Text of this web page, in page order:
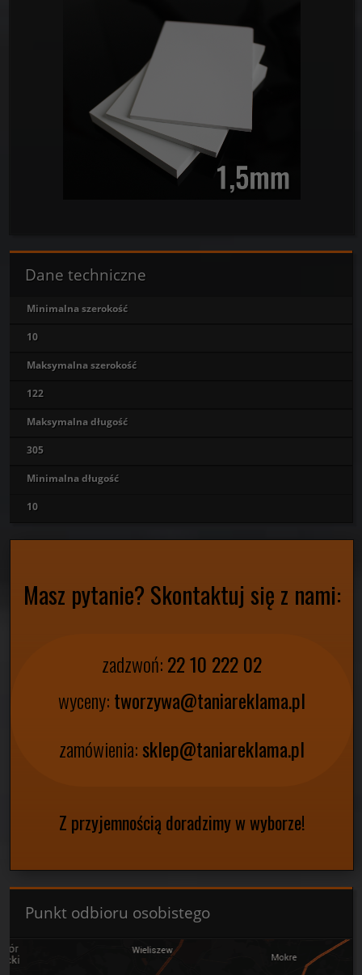
Dane techniczne
Minimalna szerokość
10
Maksymalna szerokość
122
Maksymalna długość
305
Minimalna długość
10
Masz pytanie? Skontaktuj się z nami:
zadzwoń:22 10 222 02
wyceny:tworzywa@taniareklama.pl
zamówienia:sklep@taniareklama.pl
Z przyjemnością doradzimy w wyborze!
Punkt odbioru osobistego